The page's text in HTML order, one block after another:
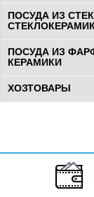
ПОСУДА ИЗ
ПОСУДА ИЗ
КЕРАМИКИ
ХОЗТОВАРЫ